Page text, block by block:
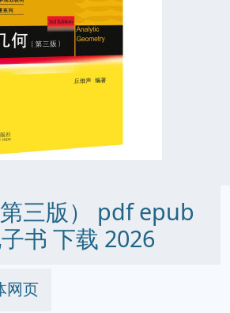
三版） pdf epub
书 下载 2026
网页